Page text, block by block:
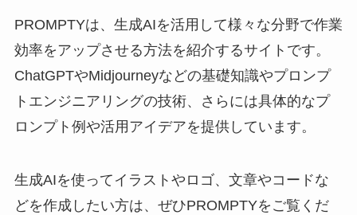
PROMPTYは、生成AIを活用して様々な分野で作業
効率をアップさせる方法を紹介するサイトです。
ChatGPTやMidjourneyなどの基礎知識やプロンプ
トエンジニアリングの技術、さらには具体的なプ
ロンプト例や活用アイデアを提供しています。
生成AIを使ってイラストやロゴ、文章やコードな
どを作成したい方は、ぜひPROMPTYをご覧くだ